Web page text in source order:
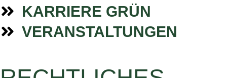
KARRIERE GRÜN
VERANSTALTUNGEN